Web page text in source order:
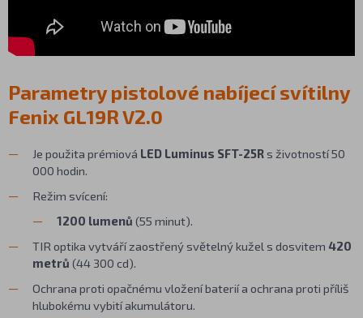
Parametry pistolové nabíjecí svítilny
Fenix GL19R V2.0
Je použita prémiová LED Luminus SFT-25R s životností 50
000 hodin.
Režim svícení:
1200 lumenů (55 minut).
TIR optika vytváří zaostřený světelný kužel s dosvitem 420
metrů (44 300 cd).
Ochrana proti opačnému vložení baterií a ochrana proti příliš
hlubokému vybití akumulátoru.